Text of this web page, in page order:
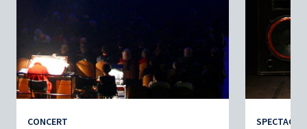
CONCERT SPECTACLE